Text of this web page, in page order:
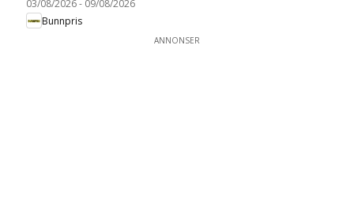
03/08/2026- 09/08/2026
Bunnpris
ANNONSER